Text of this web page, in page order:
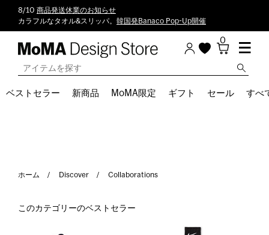
8/10 商品発送休業のお知らせ
カラフルなタオル&スリッパ。 韓国発Banaco Pop-Up開催
0
ベストセラー 新商品 MoMA限定 ギフト セール すべ
ホーム Discover Collaborations
このカテゴリーのベストセラー